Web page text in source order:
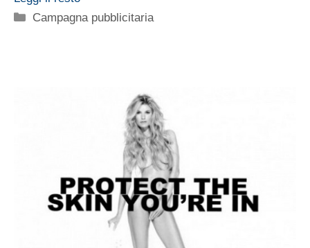
Categorie
Campagna pubblicitaria